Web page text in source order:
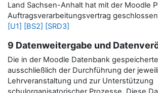
Land Sachsen-Anhalt hat mit der Moodle
Auftragsverarbeitungsvertrag
[U1] [BS2] [SRD3]
9 Datenweitergabe und
Die in der Moodle Datenbank
ausschließlich der Durchführung der
Lehrveranstaltung und zur Unterstützung